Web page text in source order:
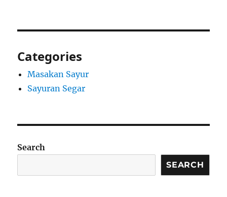
Categories
Masakan Sayur
Sayuran Segar
Search
SEARCH